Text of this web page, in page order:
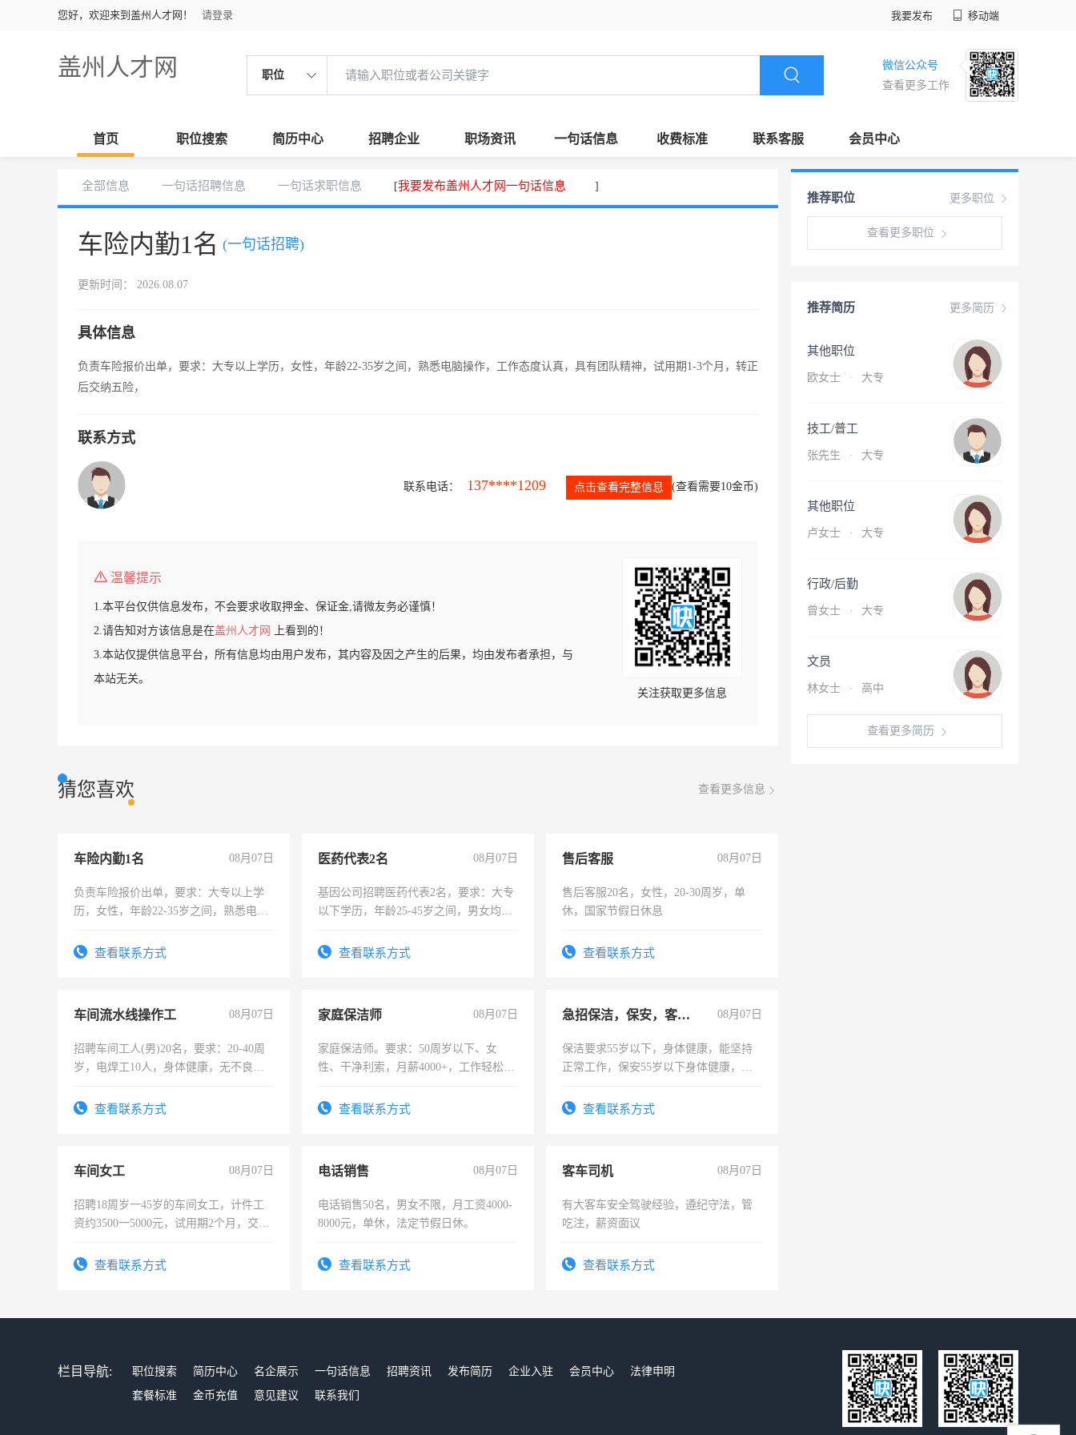
您好，欢迎来到盖州人才网！ 请登录 我要发布 移动端
盖州人才网 职位
微信公众号
查看更多工作
首页 职位搜索 简历中心 招聘企业 职场资讯 一句话信息 收费标准 联系客服 会员中心
全部信息 一句话招聘信息 一句话求职信息 [我要发布盖州人才网一句话信息 ]
车险内勤1名 (一句话招聘)
更新时间： 2026.08.07
具体信息
负责车险报价出单，要求：大专以上学历，女性，年龄22-35岁之间，熟悉电脑操作，工作态度认真，具有团队精神，试用期1-3个月，转正
后交纳五险，
联系方式
联系电话： 137****1209 点击查看完整信息 (查看需要10金币)
温馨提示
1.本平台仅供信息发布，不会要求收取押金、保证金,请微友务必谨慎！
2.请告知对方该信息是在盖州人才网
上看到的！
3.本站仅提供信息平台，所有信息均由用户发布，其内容及因之产生的后果，均由发布者承担，与
本站无关。
关注获取更多信息
猜您喜欢 查看更多信息
车险内勤1名 08月07日
负责车险报价出单，要求：大专以上学
历，女性，年龄22-35岁之间，熟悉电脑
试用期1-3个月，转正后交纳五险，
查看联系方式
医药代表2名 08月07日
基因公司招聘医药代表2名，要求：大专
以下学历，年龄25-45岁之间，男女均
表或者有医学资质的优先，底薪+绩效，
查看联系方式
售后客服 08月07日
售后客服20名，女性，20-30周岁，单
休，国家节假日休息
查看联系方式
车间流水线操作工 08月07日
招聘车间工人(男)20名，要求：20-40周
岁，电焊工10人，身体健康，无不良嗜
宿，免费发放劳保用品，两班倒，每月
查看联系方式
家庭保洁师 08月07日
家庭保洁师。要求：50周岁以下、女
性、干净利索，月薪4000+，工作轻松，
太太等。查看联系方式
急招保洁，保安，客服，工程 08月07日
保洁要求55岁以下，身体健康，能坚持
正常工作，保安55岁以下身体健康，有
录，客服要求45岁以下高中以上文化，
查看联系方式
车间女工 08月07日
招聘18周岁一45岁的车间女工，计件工
资约3500一5000元，试用期2个月，交五
查看联系方式
电话销售 08月07日
电话销售50名，男女不限，月工资4000-
8000元，单休，法定节假日休。
查看联系方式
客车司机 08月07日
有大客车安全驾驶经验，遵纪守法，管
吃注，薪资面议
查看联系方式
更多职位
推荐职位
查看更多职位
更多简历
推荐简历
其他职位
欧女士 · 大专
技工/普工
张先生 · 大专
其他职位
卢女士 · 大专
行政/后勤
曾女士 · 大专
文员
林女士 · 高中
查看更多简历
栏目导航: 职位搜索 简历中心 名企展示 一句话信息 招聘资讯 发布简历 企业入驻 会员中心
法律申明
套餐标准
金币充值 意见建议 联系我们